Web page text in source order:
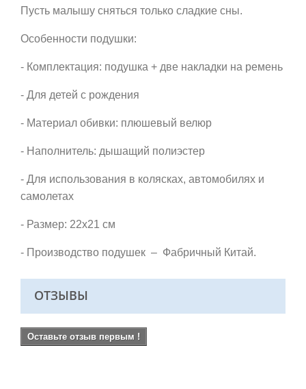
Пусть малышу сняться только сладкие сны.
Особенности подушки:
- Комплектация: подушка + две накладки на ремень
- Для детей с рождения
- Материал обивки: плюшевый велюр
- Наполнитель: дышащий полиэстер
- Для использования в колясках, автомобилях и
самолетах
- Размер: 22х21 см
- Производство подушек – Фабричный Китай.
ОТЗЫВЫ
Оставьте отзыв первым !